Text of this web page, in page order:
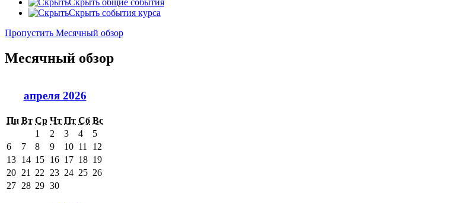
Скрыть общие события
Скрыть события курса
Пропустить Месячный обзор
Месячный обзор
апреля 2026
Пн Вт Ср Чт Пт Сб Вс
1
2 3 4
5
6
7 8 9 10 11
12
13 14 15 16 17 18 19
20 21 22 23 24 25 26
27 28 29 30